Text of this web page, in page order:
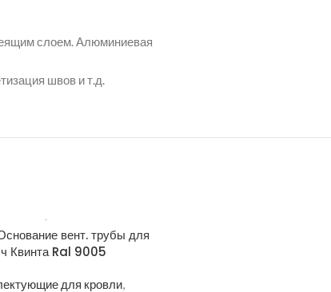
слоем. Алюминиевая
швов и т.д.
вент. трубы для
Квинта Ral 9005
для кровли,